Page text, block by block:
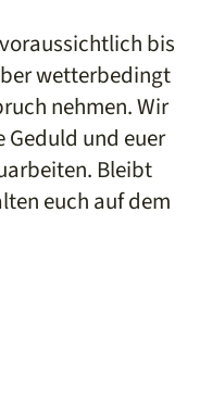
bis
wetterbedingt
nehmen. Wir
Geduld und euer
Bleibt
euch auf dem